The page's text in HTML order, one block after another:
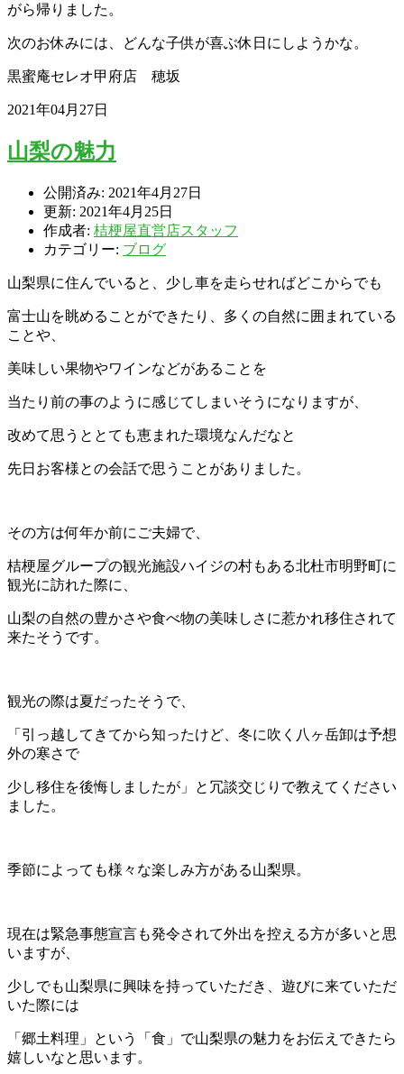
がら帰りました。
次のお休みには、どんな子供が喜ぶ休日にしようかな。
黒蜜庵セレオ甲府店 穂坂
2021年04月27日
山梨の魅力
公開済み: 2021年4月27日
更新: 2021年4月25日
作成者: 桔梗屋直営店スタッフ
カテゴリー: ブログ
山梨県に住んでいると、少し車を走らせればどこからでも
富士山を眺めることができたり、多くの自然に囲まれている
ことや、
美味しい果物やワインなどがあることを
当たり前の事のように感じてしまいそうになりますが、
改めて思うととても恵まれた環境なんだなと
先日お客様との会話で思うことがありました。
その方は何年か前にご夫婦で、
桔梗屋グループの観光施設ハイジの村もある北杜市明野町に
観光に訪れた際に、
山梨の自然の豊かさや食べ物の美味しさに惹かれ移住されて
来たそうです。
観光の際は夏だったそうで、
「引っ越してきてから知ったけど、冬に吹く八ヶ岳卸は予想
外の寒さで
少し移住を後悔しましたが」と冗談交じりで教えてください
ました。
季節によっても様々な楽しみ方がある山梨県。
現在は緊急事態宣言も発令されて外出を控える方が多いと思
いますが、
少しでも山梨県に興味を持っていただき、遊びに来ていただ
いた際には
「郷土料理」という「食」で山梨県の魅力をお伝えできたら
嬉しいなと思います。